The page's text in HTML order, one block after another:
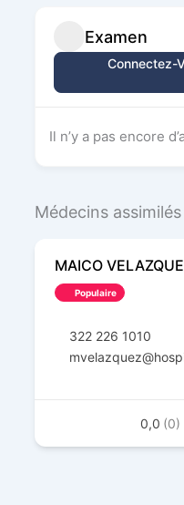
Examen
Connectez-
Il n’y a pas encore
Médecins assimilés
MAICO
Populaire
322 226 1010
0,0 (0)